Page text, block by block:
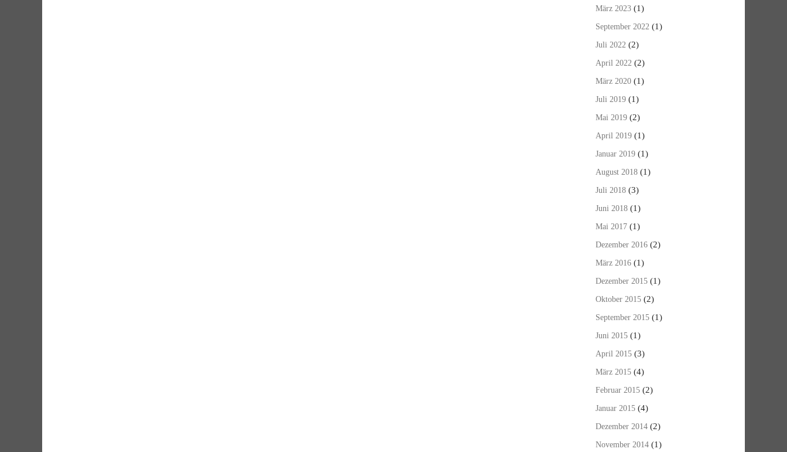
März 2023 (1)
September 2022 (1)
Juli 2022 (2)
April 2022 (2)
März 2020 (1)
Juli 2019 (1)
Mai 2019 (2)
April 2019 (1)
Januar 2019 (1)
August 2018 (1)
Juli 2018 (3)
Juni 2018 (1)
Mai 2017 (1)
Dezember 2016 (2)
März 2016 (1)
Dezember 2015 (1)
Oktober 2015 (2)
September 2015 (1)
Juni 2015 (1)
April 2015 (3)
März 2015 (4)
Februar 2015 (2)
Januar 2015 (4)
Dezember 2014 (2)
November 2014 (1)